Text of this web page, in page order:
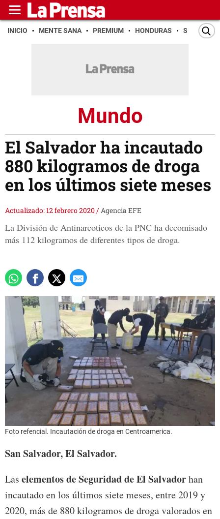
INICIO MENTE SANA PREMIUM HONDURAS SAN PEDRO
Mundo
El Salvador ha incautado
880 kilogramos de droga
en los últimos siete meses
Actualizado: 12 febrero 2020/Agencia EFE
La División de Antinarcoticos de la PNC ha decomisado
más 112 kilogramos de diferentes tipos de droga.
Foto refencial. Incautación de droga en Centroamerica.
San Salvador, El Salvador.
Las elementos de Seguridad de El Salvadorhan
incautado en los últimos siete meses, entre 2019 y
2020, más de 880 kilogramos de droga valorados en